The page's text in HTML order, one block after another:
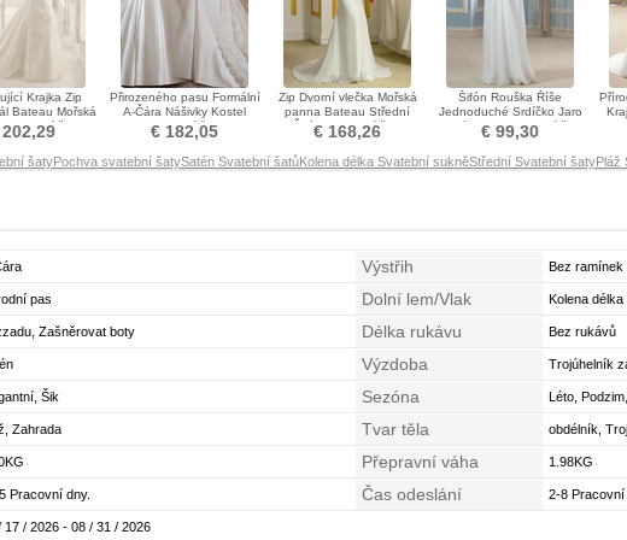
Krajka Zip
Bateau Mořská
Svatební šaty
Přirozeného pasu Formální
A-Čára Nášivky Kostel
Svatební šaty
€ 182,05
Zip Dvorní vlečka Mořská
panna Bateau Střední
Šifón Svatební šaty
€ 168,26
Šifón Rouška Říše
Jednoduché Srdíčko Jaro
Zamést vlak Svatební šaty
€ 99,30
šatyPochva svatební šatySatén Svatební šatůKolena délka Svatební sukněStřední Svatební šatyPláž
Výstřih Bez ramínek
pas Dolní lem/Vlak Kolena délka
Zašněrovat boty Délka rukávu Bez rukávů
Výzdoba Trojúhelník
Šik Sezóna Léto,
Zahrada Tvar těla obdélník,
Přepravní váha 1.98KG
Pracovní dny. Čas odeslání 2-8 Pracovní
17 / 2026 - 08 / 31 / 2026